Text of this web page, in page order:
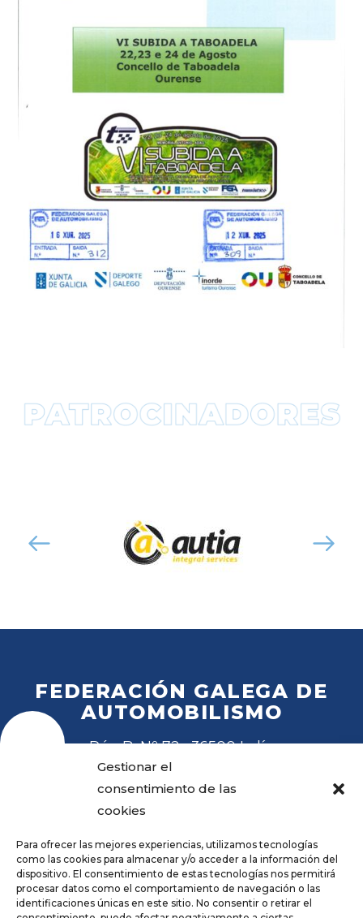
Gestionar el
consentimiento de las
cookies
Para ofrecer las mejores experiencias, utilizamos tecnologías
como las cookies para almacenar y/o acceder a la información del
dispositivo. El consentimiento de estas tecnologías nos permitirá
procesar datos como el comportamiento de navegación o las
identificaciones únicas en este sitio. No consentir o retirar el
FEDERACIÓN GALEGA DE
AUTOMOBILISMO
Rúa B, Nº 72 · 36500 Lalín
Tel. 988 27 28 41
Emailfga@fga.es
Hora local: